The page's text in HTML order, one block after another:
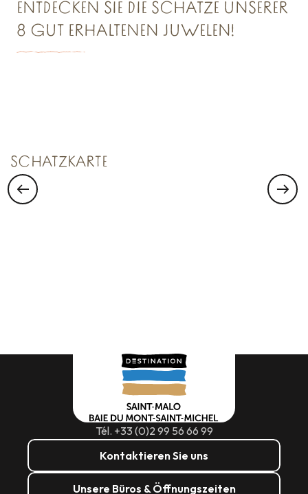
ENTDECKEN SIE DIE SCHÄTZE UNSERER
8 GUT ERHALTENEN JUWELEN!
SCHATZKARTE
Tél. +33 (0)2 99 56 66 99
Kontaktieren Sie uns
Unsere Büros & Öffnungszeiten